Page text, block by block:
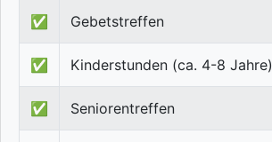
✅ Gebetstreffen
✅ Kinderstunden (ca. 4-8 Jahre)
✅ Seniorentreffen